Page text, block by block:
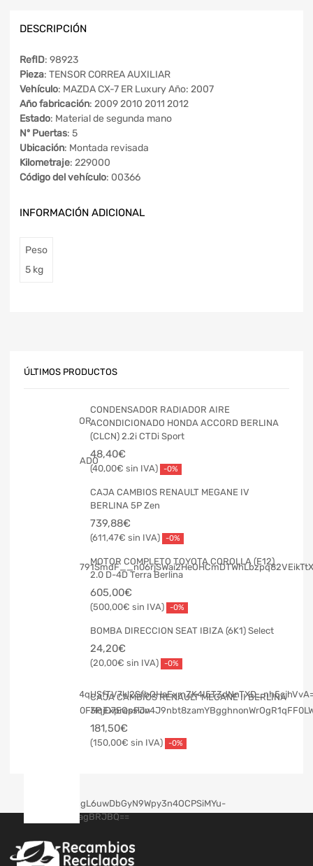
DESCRIPCIÓN
RefID: 98923
Pieza: TENSOR CORREA AUXILIAR
Vehículo: MAZDA CX-7 ER Luxury Año: 2007
Año fabricación: 2009 2010 2011 2012
Estado: Material de segunda mano
Nº Puertas: 5
Ubicación: Montada revisada
Kilometraje: 229000
Código del vehículo: 00366
INFORMACIÓN ADICIONAL
Peso
5 kg
ÚLTIMOS PRODUCTOS
CONDENSADOR RADIADOR AIRE
ACONDICIONADO HONDA ACCORD BERLINA
(CLCN) 2.2i CTDi Sport
48,40€
40,00€ -0%
CAJA CAMBIOS RENAULT MEGANE IV
BERLINA 5P Zen
739,88€
611,47€ -0%
MOTOR COMPLETO TOYOTA COROLLA (E12)
2.0 D-4D Terra Berlina
605,00€
500,00€ -0%
BOMBA DIRECCION SEAT IBIZA (6K1) Select
24,20€
20,00€ -0%
CAJA CAMBIOS RENAULT MEGANE II BERLINA
3P Expression
181,50€
150,00€ -0%